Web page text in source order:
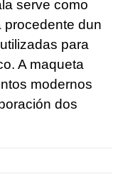
serve como
procedente dun
para
A maqueta
modernos
dos